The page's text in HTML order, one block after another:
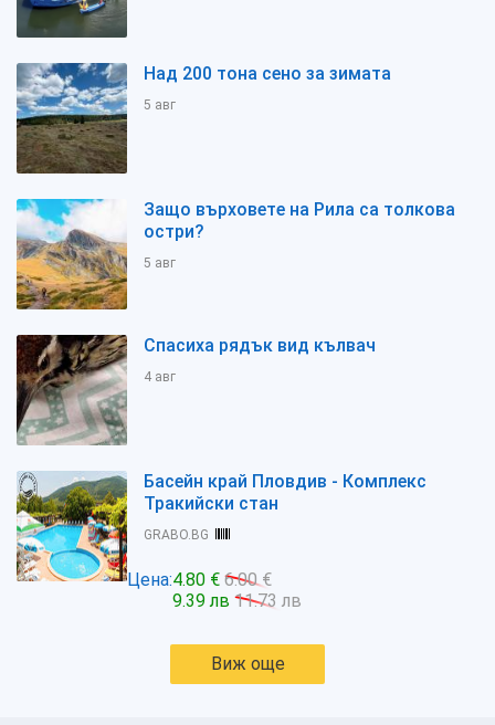
Над 200 тона сено за зимата
5 авг
Защо върховете на Рила са толкова
остри?
5 авг
Спасиха рядък вид кълвач
4 авг
Басейн край Пловдив - Комплекс
Тракийски стан
GRABO.BG
Цена:4.80 € 6.00 €
9.39 лв 11.73 лв
Виж още